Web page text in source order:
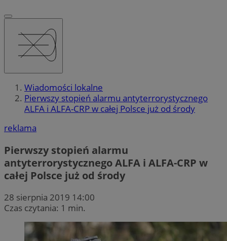
Wiadomości lokalne
Pierwszy stopień alarmu antyterrorystycznego
ALFA i ALFA-CRP w całej Polsce już od środy
reklama
Pierwszy stopień alarmu
antyterrorystycznego ALFA i ALFA-CRP w
całej Polsce już od środy
28 sierpnia 2019 14:00
Czas czytania: 1 min.